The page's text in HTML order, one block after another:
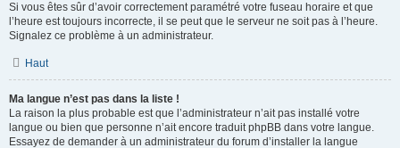
Si vous êtes sûr d’avoir correctement paramétré votre fuseau horaire et que
l’heure est toujours incorrecte, il se peut que le serveur ne soit pas à l’heure.
Signalez ce problème à un administrateur.
Haut
Ma langue n’est pas dans la liste !
La raison la plus probable est que l’administrateur n’ait pas installé votre
langue ou bien que personne n’ait encore traduit phpBB dans votre langue.
Essayez de demander à un administrateur du forum d’installer la langue